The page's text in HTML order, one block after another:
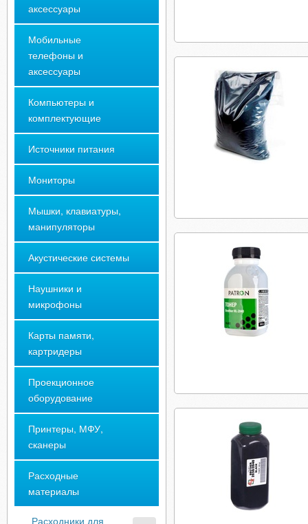
аксессуары
Мобильные
телефоны и
аксессуары
Компьютеры и
комплектующие
Источники питания
Мониторы
Мышки, клавиатуры,
манипуляторы
Акустические системы
Наушники и
микрофоны
Карты памяти,
картридеры
Проекционное
оборудование
Принтеры, МФУ,
сканеры
Расходные
материалы
Расходники для